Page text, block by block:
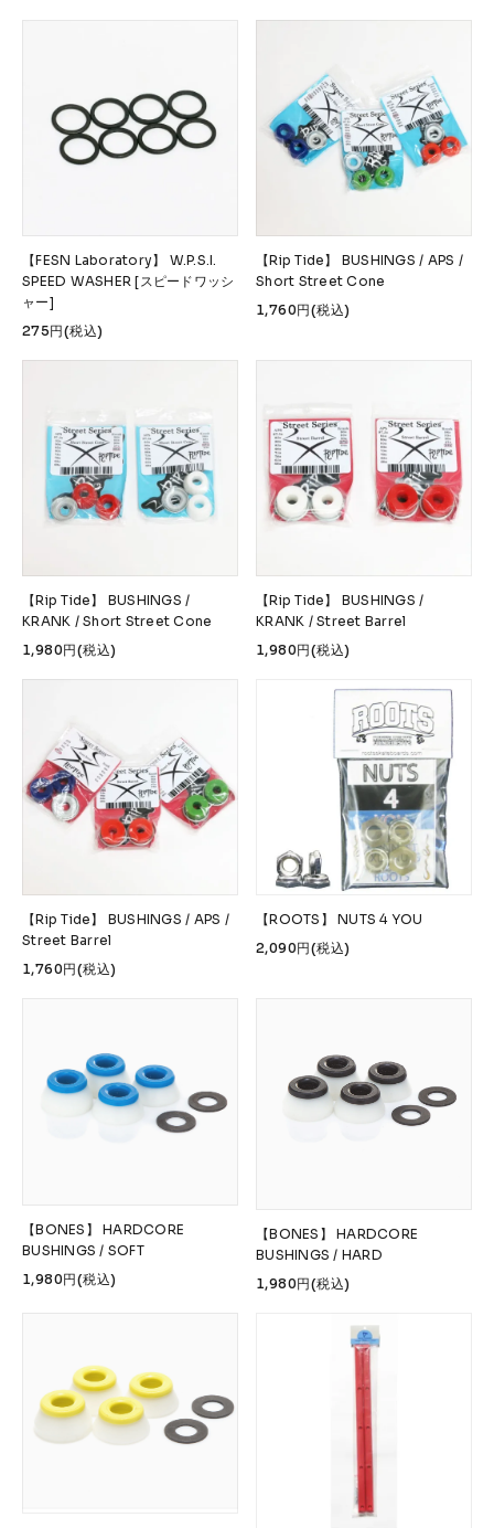
【FESN Laboratory】 W.P.S.I.
SPEED WASHER [スピードワッシ
ャー]
275円(税込)
【Rip Tide】 BUSHINGS / APS /
Short Street Cone
1,760円(税込)
【Rip Tide】 BUSHINGS /
KRANK / Short Street Cone
1,980円(税込)
【Rip Tide】 BUSHINGS /
KRANK / Street Barrel
1,980円(税込)
【Rip Tide】 BUSHINGS / APS /
Street Barrel
1,760円(税込)
【ROOTS】 NUTS 4 YOU
2,090円(税込)
【BONES】 HARDCORE
BUSHINGS / SOFT
1,980円(税込)
【BONES】 HARDCORE
BUSHINGS / HARD
1,980円(税込)